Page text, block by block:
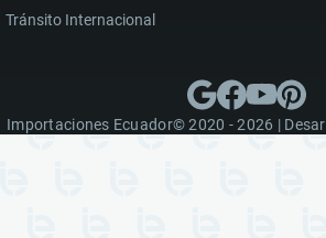
Tránsito Internacional
Importaciones Ecuador© 2020 - 2026 |